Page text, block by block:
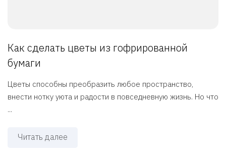
Как сделать цветы из гофрированной
бумаги
Цветы способны преобразить любое пространство,
внести нотку уюта и радости в повседневную жизнь. Но что
...
Читать далее